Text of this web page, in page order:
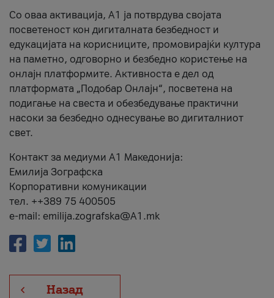
Со оваа активација, А1 ја потврдува својата
посветеност кон дигиталната безбедност и
едукацијата на корисниците, промовирајќи култура
на паметно, одговорно и безбедно користење на
онлајн платформите. Активноста е дел од
платформата „Подобар Онлајн“, посветена на
подигање на свеста и обезбедување практични
насоки за безбедно однесување во дигиталниот
свет.
Контакт за медиуми А1 Македонија:
Емилија Зографска
Корпоративни комуникации
тел. ++389 75 400505
e-mail: emilija.zografska@A1.mk
Назад